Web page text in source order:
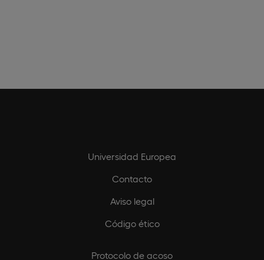
Universidad Europea
Contacto
Aviso legal
Código ético
Protocolo de acoso